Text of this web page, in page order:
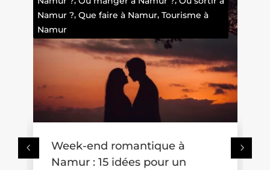
Namur ?, Que faire à Namur, Tourisme à
Namur
Week-end romantique à
Namur : 15 idées pour un